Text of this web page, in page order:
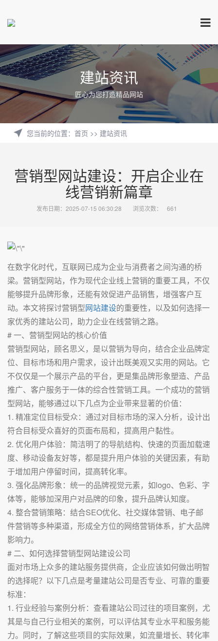
建站资讯
匠心为您打造精品网站
您当前的位置： 首页 >> 建站资讯
营销型网站建设：开启企业在
线营销新篇章
发布日期：2025-07-15 06:30:28 浏览次数： 661
在数字化时代，互联网已成为企业与消费者之间沟通的桥
梁。营销型网站，作为现代企业线上营销的重要工具，不仅
能够提升品牌形象，还能有效促进产品销售，增强客户互
动。本文将探讨营销型网站建设的重要性，以及如何选择一
家优秀的建站公司，助力企业在线营销之路。
# 一、营销型网站的核心价值
营销型网站，顾名思义，是以营销为导向，结合企业品牌定
位、目标市场和用户需求，设计出既美观又实用的网站。它
不仅仅是一个展示产品的平台，更是集品牌形象塑造、产品
推广、客户服务于一体的综合性营销工具。一个成功的营销
型网站，能够通过以下几点为企业带来显著的价值：
1. 精准定位目标受众：通过对目标市场的深入分析，设计出
符合目标受众喜好的页面布局和，提高用户黏性。
2. 优化用户体验：简洁明了的导航结构、快速的页面加载速
度、移动设备友好等，都是提升用户体验的关键因素，有助
于增加用户停留时间，提高转化率。
3. 强化品牌形象：统一的品牌视觉元素，如logo、色彩、字
体等，能够加深用户对品牌的印象，提升品牌认知度。
4. 整合营销策略：结合SEO优化、社交媒体营销、电子邮
件营销等多种渠道，形成全方位的网络营销体系，扩大品牌
影响力。
# 二、如何选择营销型网站建设公司
面对市场上众多的建站服务提供商，企业应该如何做出明智
的选择呢？以下几点是考量建站公司是否专业、可靠的重要
标准：
1. 行业经验与案例分析：查看建站公司过往的项目案例，尤
其是与自己行业相关的案例，可以评估其专业水平和服务能
力。同时，了解这些项目的实际效果，如流量增长、转化率